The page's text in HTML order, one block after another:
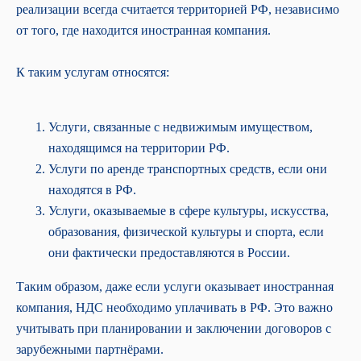
реализации всегда считается территорией РФ, независимо
от того, где находится иностранная компания.
К таким услугам относятся:
Услуги, связанные с недвижимым имуществом,
находящимся на территории РФ.
Услуги по аренде транспортных средств, если они
находятся в РФ.
Услуги, оказываемые в сфере культуры, искусства,
образования, физической культуры и спорта, если
они фактически предоставляются в России.
Таким образом, даже если услуги оказывает иностранная
компания, НДС необходимо уплачивать в РФ. Это важно
учитывать при планировании и заключении договоров с
зарубежными партнёрами.